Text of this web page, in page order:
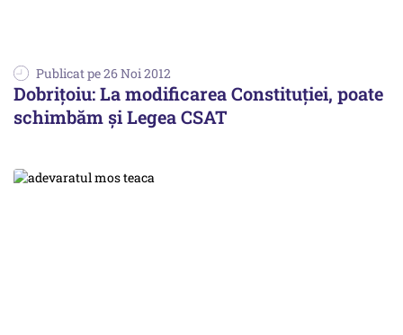
Publicat pe 26 Noi 2012
Dobrițoiu: La modificarea Constituției, poate
schimbăm și Legea CSAT